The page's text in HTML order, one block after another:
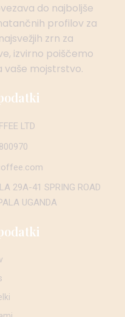
do najboljše
profilov za
zrn za
izvirno poiščemo
vaše mojstrstvo.
LTD
29A-41 SPRING ROAD
UGANDA